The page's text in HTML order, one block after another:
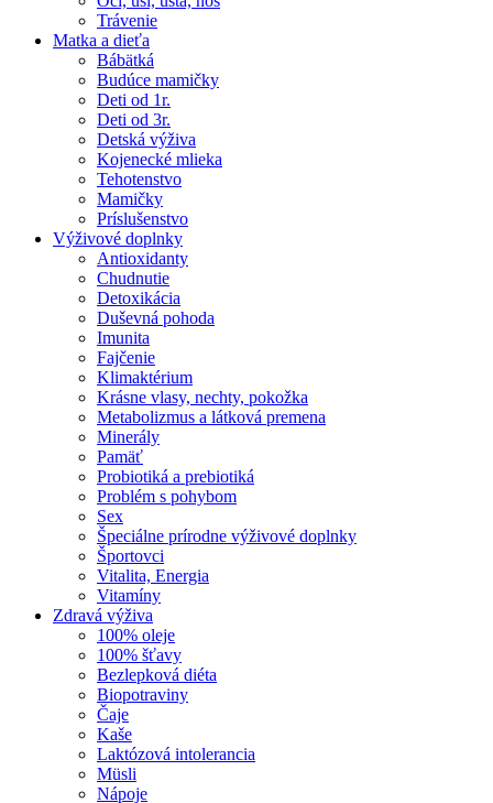
Trávenie
Matka a dieťa
Bábätká
Budúce mamičky
Deti od 1r.
Deti od 3r.
Detská výživa
Kojenecké mlieka
Tehotenstvo
Mamičky
Príslušenstvo
Výživové doplnky
Antioxidanty
Chudnutie
Detoxikácia
Duševná pohoda
Imunita
Fajčenie
Klimaktérium
Krásne vlasy, nechty, pokožka
Metabolizmus a látková premena
Minerály
Pamäť
Probiotiká a prebiotiká
Problém s pohybom
Sex
Špeciálne prírodne výživové doplnky
Športovci
Vitalita, Energia
Vitamíny
Zdravá výživa
100% oleje
100% šťavy
Bezlepková diéta
Biopotraviny
Čaje
Kaše
Laktózová intolerancia
Müsli
Nápoje